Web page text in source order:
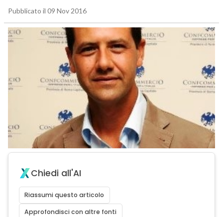
Pubblicato il 09 Nov 2016
Chiedi all'AI
Riassumi questo articolo
Approfondisci con altre fonti